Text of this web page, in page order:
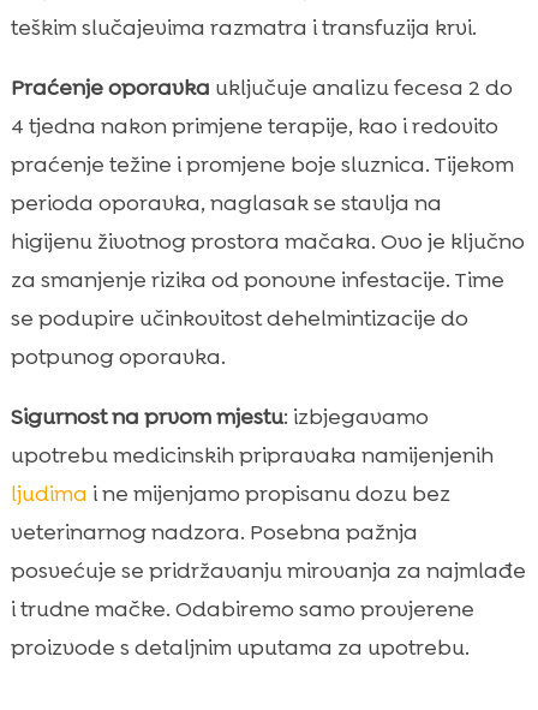
teškim slučajevima razmatra i transfuzija krvi.
Praćenje oporavka uključuje analizu fecesa 2 do
4 tjedna nakon primjene terapije, kao i redovito
praćenje težine i promjene boje sluznica. Tijekom
perioda oporavka, naglasak se stavlja na
higijenu životnog prostora mačaka. Ovo je ključno
za smanjenje rizika od ponovne infestacije. Time
se podupire učinkovitost dehelmintizacije do
potpunog oporavka.
Sigurnost na prvom mjestu: izbjegavamo
upotrebu medicinskih pripravaka namijenjenih
ljudima i ne mijenjamo propisanu dozu bez
veterinarnog nadzora. Posebna pažnja
posvećuje se pridržavanju mirovanja za najmlađe
i trudne mačke. Odabiremo samo provjerene
proizvode s detaljnim uputama za upotrebu.